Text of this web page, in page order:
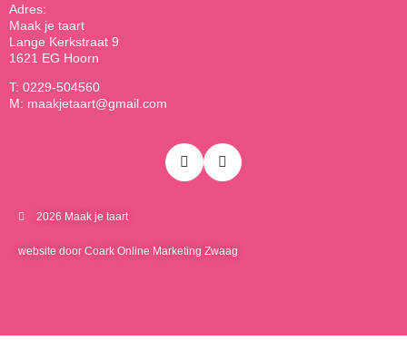
Adres:
Maak je taart
Lange Kerkstraat 9
1621 EG Hoorn
T: 0229-504560
M: maakjetaart@gmail.com
2026 Maak je taart
website door Coark Online Marketing Zwaag